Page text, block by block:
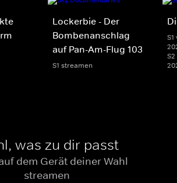
Lockerbie - Der
Bombenanschlag
auf Pan-Am-Flug 103
S1 streamen
was zu dir passt
dem Gerät deiner Wahl
streamen